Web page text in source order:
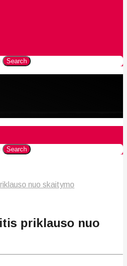
Search
Search
nuo skaitymo
priklauso nuo